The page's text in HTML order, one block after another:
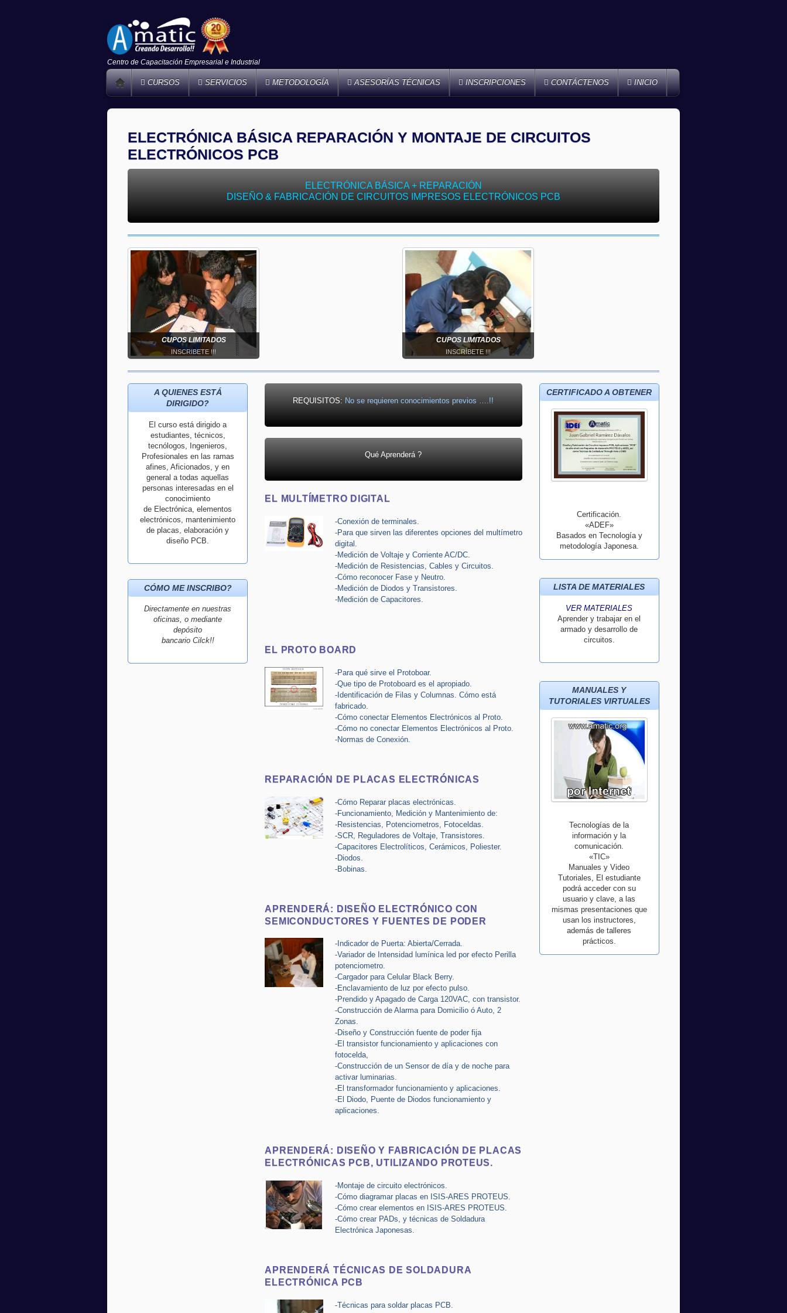
Centro de Capacitación Empresarial e Industrial
CURSOS SERVICIOS METODOLOGÍA ASESORÍAS TÉCNICAS INSCRIPCIONES CONTÁCTENOS INICIO
ELECTRÓNICA BÁSICA REPARACIÓN Y MONTAJE DE CIRCUITOS
ELECTRÓNICOS PCB
ELECTRÓNICA BÁSICA + REPARACIÓN
DISEÑO & FABRICACIÓN DE CIRCUITOS IMPRESOS ELECTRÓNICOS PCB
CUPOS LIMITADOS
INSCRIBETE !!!
CUPOS LIMITADOS
INSCRÍBETE !!!
A QUIENES ESTÁ
DIRIGIDO?
El curso está dirigido a
estudiantes, técnicos,
tecnólogos, Ingenieros,
Profesionales en las ramas
afines, Aficionados, y en
general a todas aquellas
personas interesadas en el
conocimiento
de Electrónica, elementos
electrónicos, mantenimiento
de placas, elaboración y
diseño PCB.
CÓMO ME INSCRIBO?
Directamente en nuestras
oficinas, o mediante
depósito
bancario Cilck!!
REQUISITOS: No se requieren conocimientos previos ….!!
Qué Aprenderá ?
EL MULTÍMETRO DIGITAL
-Conexión de terminales.
-Para que sirven las diferentes opciones del multímetro
digital.
-Medición de Voltaje y Corriente AC/DC.
-Medición de Resistencias, Cables y Circuitos.
-Cómo reconocer Fase y Neutro.
-Medición de Diodos y Transistores.
-Medición de Capacitores.
EL PROTO BOARD
-Para qué sirve el Protoboar.
-Que tipo de Protoboard es el apropiado.
-Identificación de Filas y Columnas. Cómo está
fabricado.
-Cómo conectar Elementos Electrónicos al Proto.
-Cómo no conectar Elementos Electrónicos al Proto.
-Normas de Conexión.
REPARACIÓN DE PLACAS ELECTRÓNICAS
-Cómo Reparar placas electrónicas.
-Funcionamiento, Medición y Mantenimiento de:
-Resistencias, Potenciometros, Fotoceldas.
-SCR, Reguladores de Voltaje, Transistores.
-Capacitores Electrolíticos, Cerámicos, Poliester.
-Diodos.
-Bobinas.
APRENDERÁ: DISEÑO ELECTRÓNICO CON
SEMICONDUCTORES Y FUENTES DE PODER
-Indicador de Puerta: Abierta/Cerrada.
-Variador de Intensidad lumínica led por efecto Perilla
potenciometro.
-Cargador para Celular Black Berry.
-Enclavamiento de luz por efecto pulso.
-Prendido y Apagado de Carga 120VAC, con transistor.
-Construcción de Alarma para Domicilio ó Auto, 2
Zonas.
-Diseño y Construcción fuente de poder fija
-El transistor funcionamiento y aplicaciones con
fotocelda,
-Construcción de un Sensor de día y de noche para
activar luminarias.
-El transformador funcionamiento y aplicaciones.
-El Diodo, Puente de Diodos funcionamiento y
aplicaciones.
APRENDERÁ: DISEÑO Y FABRICACIÓN DE PLACAS
ELECTRÓNICAS PCB, UTILIZANDO PROTEUS.
-Montaje de circuito electrónicos.
-Cómo diagramar placas en ISIS-ARES PROTEUS.
-Cómo crear elementos en ISIS-ARES PROTEUS.
-Cómo crear PADs, y técnicas de Soldadura
Electrónica Japonesas.
APRENDERÁ TÉCNICAS DE SOLDADURA
ELECTRÓNICA PCB
-Técnicas para soldar placas PCB.
CERTIFICADO A OBTENER
Certificación.
«ADEF»
Basados en Tecnología y
metodología Japonesa.
LISTA DE MATERIALES
VER MATERIALES
Aprender y trabajar en el
armado y desarrollo de
circuitos.
MANUALES Y
TUTORIALES VIRTUALES
Tecnologías de la
información y la
comunicación.
«TIC»
Manuales y Video
Tutoriales, El estudiante
podrá acceder con su
usuario y clave, a las
mismas presentaciones que
usan los instructores,
además de talleres
prácticos.